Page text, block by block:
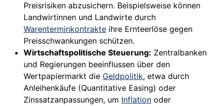
Preisrisiken abzusichern. Beispielsweise können
Landwirtinnen und Landwirte durch
Warenterminkontrakte ihre Ernteerlöse gegen
Preisschwankungen schützen.
Wirtschaftspolitische Steuerung: Zentralbanken
und Regierungen beeinflussen über den
Wertpapiermarkt die Geldpolitik, etwa durch
Anleihenkäufe (Quantitative Easing) oder
Zinssatzanpassungen, um Inflation oder